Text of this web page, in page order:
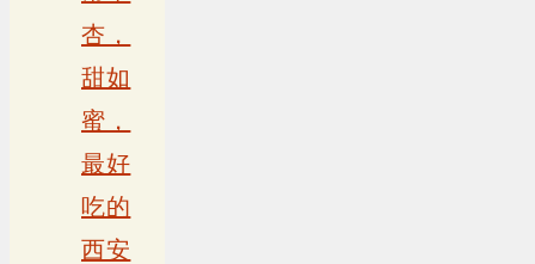
杏，
甜如
蜜，
最好
吃的
西安